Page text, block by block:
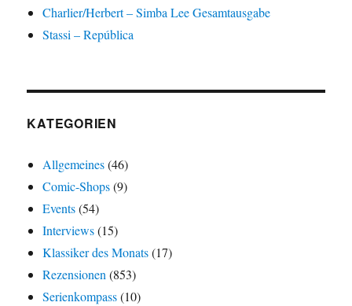
Charlier/Herbert – Simba Lee Gesamtausgabe
Stassi – República
KATEGORIEN
Allgemeines(46)
Comic-Shops(9)
Events(54)
Interviews(15)
Klassiker des Monats(17)
Rezensionen(853)
Serienkompass(10)